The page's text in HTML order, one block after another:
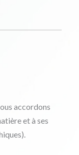
accordons
et à ses